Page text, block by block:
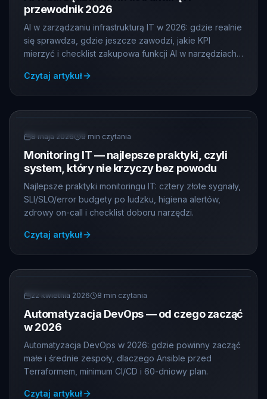
przewodnik 2026
AI w zarządzaniu infrastrukturą IT w 2026: gdzie realnie
się sprawdza, gdzie jeszcze zawodzi, jakie KPI
mierzyć i checklist zakupowa funkcji AI w narzędziach
Czytaj artykuł
8 maja 2026 9 min czytania
Monitoring IT — najlepsze praktyki, czyli
system, który nie krzyczy bez powodu
Najlepsze praktyki monitoringu IT: cztery złote sygnały,
SLI/SLO/error budgety po ludzku, higiena alertów,
zdrowy on-call i checklist doboru narzędzi.
Czytaj artykuł
22 kwietnia 2026 8 min czytania
Automatyzacja DevOps — od czego zacząć
w 2026
Automatyzacja DevOps w 2026: gdzie powinny zacząć
małe i średnie zespoły, dlaczego Ansible przed
Terraformem, minimum CI/CD i 60-dniowy plan.
Czytaj artykuł